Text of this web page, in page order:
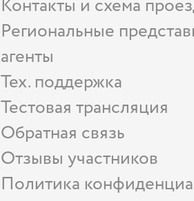
Контакты и схема
Региональные
агенты
Тех. поддержка
Тестовая трансляция
Обратная связь
Отзывы участников
Политика